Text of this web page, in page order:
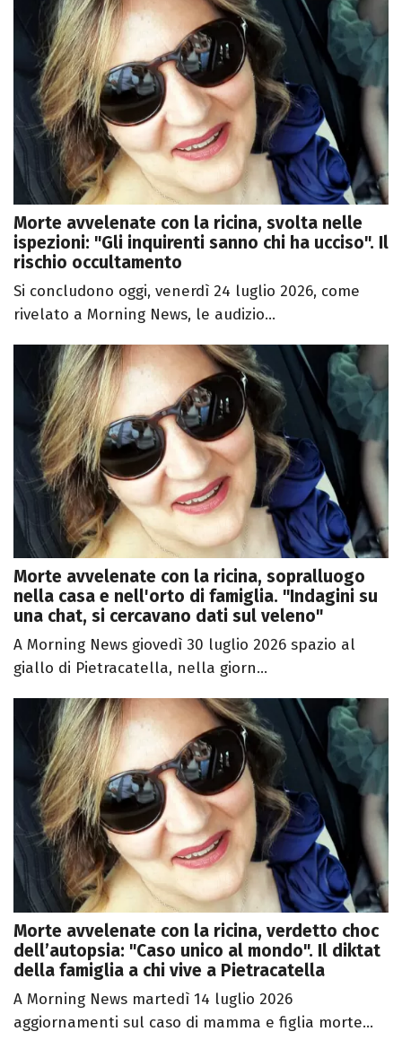
Morte avvelenate con la ricina, svolta nelle
ispezioni: "Gli inquirenti sanno chi ha ucciso". Il
rischio occultamento
Si concludono oggi, venerdì 24 luglio 2026, come
rivelato a Morning News, le audizio...
Morte avvelenate con la ricina, sopralluogo
nella casa e nell'orto di famiglia. "Indagini su
una chat, si cercavano dati sul veleno"
A Morning News giovedì 30 luglio 2026 spazio al
giallo di Pietracatella, nella giorn...
Morte avvelenate con la ricina, verdetto choc
dell’autopsia: "Caso unico al mondo". Il diktat
della famiglia a chi vive a Pietracatella
A Morning News martedì 14 luglio 2026
aggiornamenti sul caso di mamma e figlia morte...